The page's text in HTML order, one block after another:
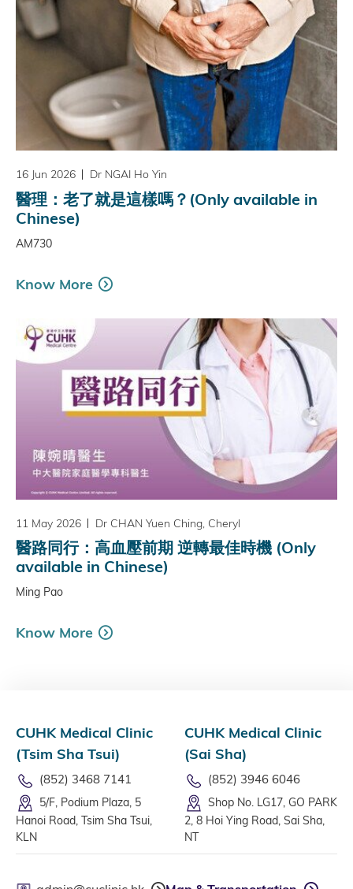
16 Jun 2026 Dr NGAI Ho Yin
醫理：老了就是這樣嗎？(Only available in
Chinese)
AM730
Know More
11 May 2026 Dr CHAN Yuen Ching, Cheryl
醫路同行：高血壓前期 逆轉最佳時機 (Only
available in Chinese)
Ming Pao
Know More
CUHK Medical Clinic
(Tsim Sha Tsui)
(852) 3468 7141
5/F, Podium Plaza, 5
Hanoi Road, Tsim Sha Tsui,
KLN
CUHK Medical Clinic
(Sai Sha)
(852) 3946 6046
Shop No. LG17, GO PARK
2, 8 Hoi Ying Road, Sai Sha,
NT